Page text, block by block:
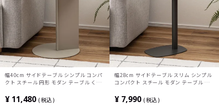
幅40cm サイドテーブル シンプル コンパ
クト スチール 円形 モダン テーブル くす
¥ 11,480 税込
幅28cm サイドテーブル スリム シンプル
コンパクト スチール モダン テーブル く
¥ 7,990 税込